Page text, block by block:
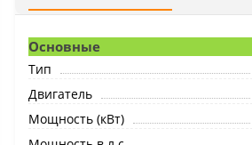
Основные
Тип
Двигатель
Мощность (кВт)